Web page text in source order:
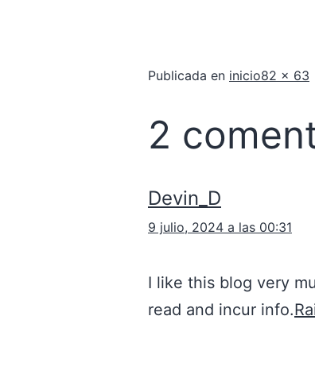
Publicada en inicio82 × 63
2
Devin_D
9 julio, 2024 a las 00:31
I like this blog very
read and incur info.